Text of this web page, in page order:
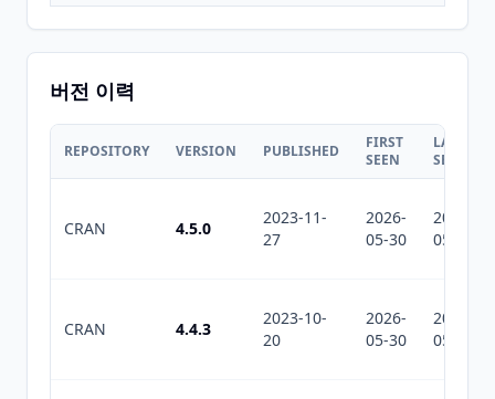
버전 이력
REPOSITORY VERSION PUBLISHED
FIRST
SEEN
LAST
SEEN
CRAN 4.5.0
2023-11-
27
2026-
05-30
2026-
05-30
CRAN 4.4.3
2023-10-
20
2026-
05-30
2026-
05-30